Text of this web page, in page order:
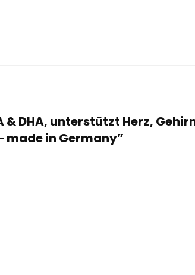
& DHA, unterstützt Herz,
made in Germany”